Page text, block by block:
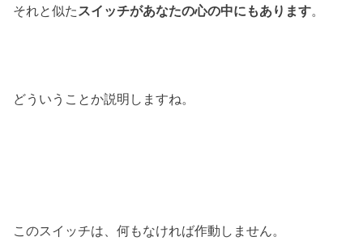
それと似た スイッチがあなたの心の中にもあります。
どういうことか説明しますね。
このスイッチは、何もなければ作動しません。